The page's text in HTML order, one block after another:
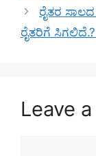
ರೈತರ
ರೈತರಿಗೆ
Leave